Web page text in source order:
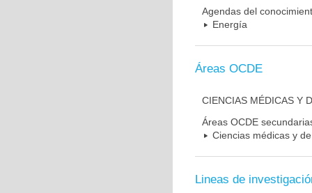
Agendas del
Energía
Áreas OCDE
CIENCIAS MÉDICAS Y
Áreas OCDE
Ciencias médicas y
Lineas de